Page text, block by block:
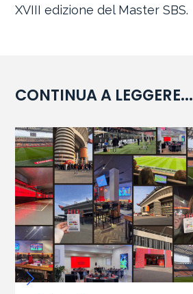
XVIII edizione del Master SBS.
CONTINUA A LEGGERE...